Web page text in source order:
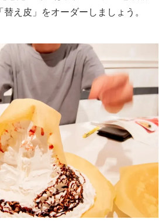
いか試行錯誤しましたが、デカす
ちぎった生地を上からバフっとか